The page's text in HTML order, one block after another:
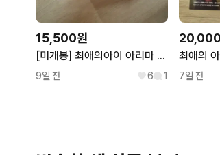
15,500원
[미개봉] 최애의아이 아리마 카나 타이토 피규어
9일 전 6 1
최애의
7일 전